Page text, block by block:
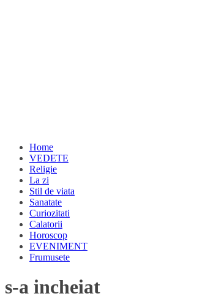
Home
VEDETE
Religie
La zi
Stil de viata
Sanatate
Curiozitati
Calatorii
Horoscop
EVENIMENT
Frumusete
s-a incheiat